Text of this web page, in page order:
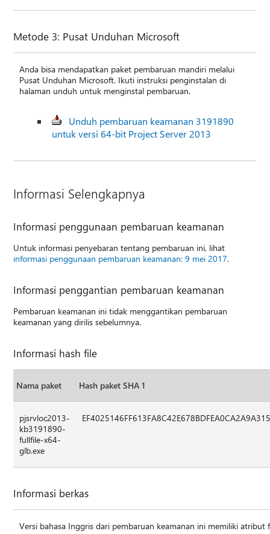
Metode 3: Pusat Unduhan Microsoft
Anda bisa mendapatkan paket pembaruan mandiri melalui
Pusat Unduhan Microsoft. Ikuti instruksi penginstalan di
halaman unduh untuk menginstal pembaruan.
Unduh pembaruan keamanan 3191890
untuk versi 64-bit Project Server 2013
Informasi Selengkapnya
Informasi penggunaan pembaruan keamanan
Untuk informasi penyebaran tentang pembaruan ini, lihat
informasi penggunaan pembaruan keamanan: 9 mei 2017.
Informasi penggantian pembaruan keamanan
Pembaruan keamanan ini tidak menggantikan pembaruan
keamanan yang dirilis sebelumnya.
Informasi hash file
Nama paket Hash paket SHA 1
pjsrvloc2013-
kb3191890-
fullfile-x64-
glb.exe
Informasi berkas
Versi bahasa Inggris dari pembaruan keamanan ini memiliki